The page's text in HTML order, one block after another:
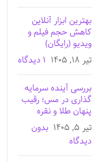
بهترین ابزار آنلاین
کاهش حجم فیلم و
ویدیو (رایگان)
تیر ۱۸, ۱۴۰۵
۱ دیدگاه
بررسی آینده سرمایه
گذاری در مس؛ رقیب
پنهان طلا و نقره
تیر ۵, ۱۴۰۵
بدون
دیدگاه